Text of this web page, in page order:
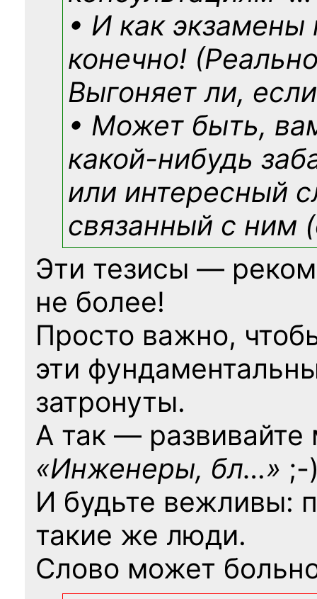
• И как экзамены
конечно!
Выгоняет ли,
• Может быть,
какой-нибудь
или интересный
связанный с ним
Эти тезисы —
не более!
Просто важно,
эти
затронуты.
А так — развивайте
«Инженеры, бл…» ;-
И будьте вежливы:
такие же люди.
Слово может